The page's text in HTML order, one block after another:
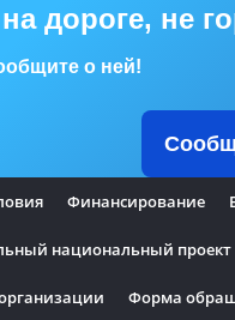
дороге, не
о ней!
Финансирование
национальный проект
Форма